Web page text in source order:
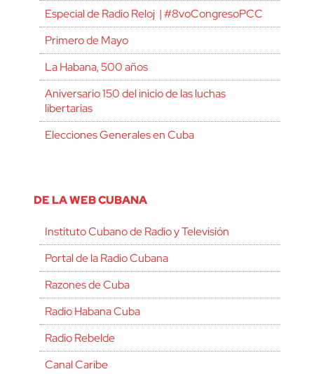
Especial de Radio Reloj | #8voCongresoPCC
Primero de Mayo
La Habana, 500 años
Aniversario 150 del inicio de las luchas
libertarias
Elecciones Generales en Cuba
DE LA WEB CUBANA
Instituto Cubano de Radio y Televisión
Portal de la Radio Cubana
Razones de Cuba
Radio Habana Cuba
Radio Rebelde
Canal Caribe